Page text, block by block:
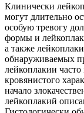
Клинически
могут длительно
особую тревогу
формы и
а также
обнаруживаемых
лейкоплакии
кровянистого
начало
лейкоплакий